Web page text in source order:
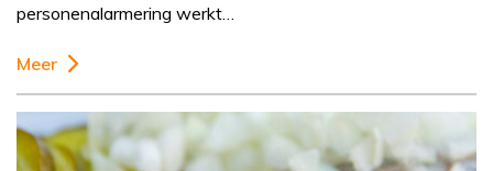
personenalarmering werkt…
Meer